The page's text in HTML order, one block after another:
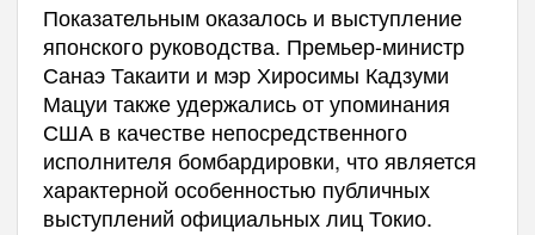
Показательным оказалось и выступление
японского руководства. Премьер-министр
Санаэ Такаити и мэр Хиросимы Кадзуми
Мацуи также удержались от упоминания
США в качестве непосредственного
исполнителя бомбардировки, что является
характерной особенностью публичных
выступлений официальных лиц Токио.